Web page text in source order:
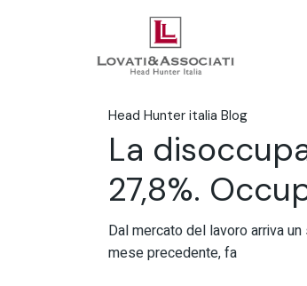
Head Hunter italia Blog
La
27,8%.
Dal mercato del lavoro arriva
mese precedente, fa